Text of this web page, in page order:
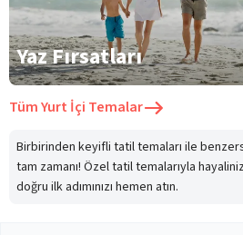
Yaz Fırsatları
TümYurt İçi Temalar
Birbirinden keyifli tatil temaları ile
tam zamanı! Özel tatil temalarıyla
doğru ilk adımınızı hemen atın.